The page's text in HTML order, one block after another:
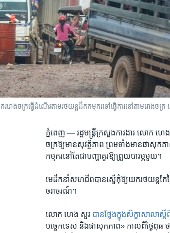
រ​រោងចក្រធ្វើដំណើរ​តាម​រថយន្ត​ដឹក​កម្មករ​ទៅ​ធ្វើការ​នៅ​តាម​រោងចក្
ភ្នំពេញ —រដ្ឋមន្រ្តី​ក្រសួង​ការងារ លោក ហ
ចក្រឱ្យ​មាន​សុវត្ថិ​ភាព ព្រម​ទាំង​មាន​ផាសុក​
កម្មករ​នៅ​តែ​ជា​បញ្ហា​គួរឱ្យ​ព្រួយ​បារម្ភ​មួយ។
មេដឹកនាំ​សហជីព​បាន​ស្នើ​កុំ​ឱ្យ​យក​រថយន្ត​កែច្
ចរាចរណ៍​។
លោក ហេង សួរបាន​ថ្លែង​ក្នុង​សិក្ខា​សាលា​ស្តី
បច្ចេក​ទេស ​និង​ផាសុក​ភាព» កាល​ពី​ថ្ងៃ​ពុ